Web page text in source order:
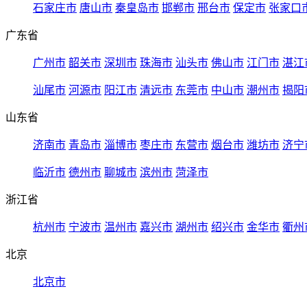
石家庄市 唐山市 秦皇岛市 邯郸市 邢台市 保定市 张家口
广东省
广州市 韶关市 深圳市 珠海市 汕头市 佛山市 江门市 湛江
汕尾市 河源市 阳江市 清远市 东莞市 中山市 潮州市 揭阳
山东省
济南市 青岛市 淄博市 枣庄市 东营市 烟台市 潍坊市 济宁
临沂市 德州市 聊城市 滨州市 菏泽市
浙江省
杭州市 宁波市 温州市 嘉兴市 湖州市 绍兴市 金华市 衢州
北京
北京市